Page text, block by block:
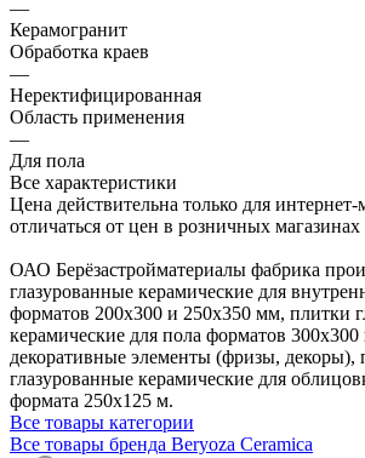
—
Керамогранит
Обработка краев
—
Неректифицированная
Область применения
—
Для пола
Все характеристики
Цена действительна только для
отличаться от цен в розничных магазинах
ОАО Берёзастройматериалы фабрика
глазурованные керамические для
форматов 200х300 и 250х350 мм, плитки
керамические для пола форматов
декоративные элементы (фризы, декоры),
глазурованные керамические для
формата 250х125 м.
Все товары категории
Все товары бренда Beryoza Ceramica